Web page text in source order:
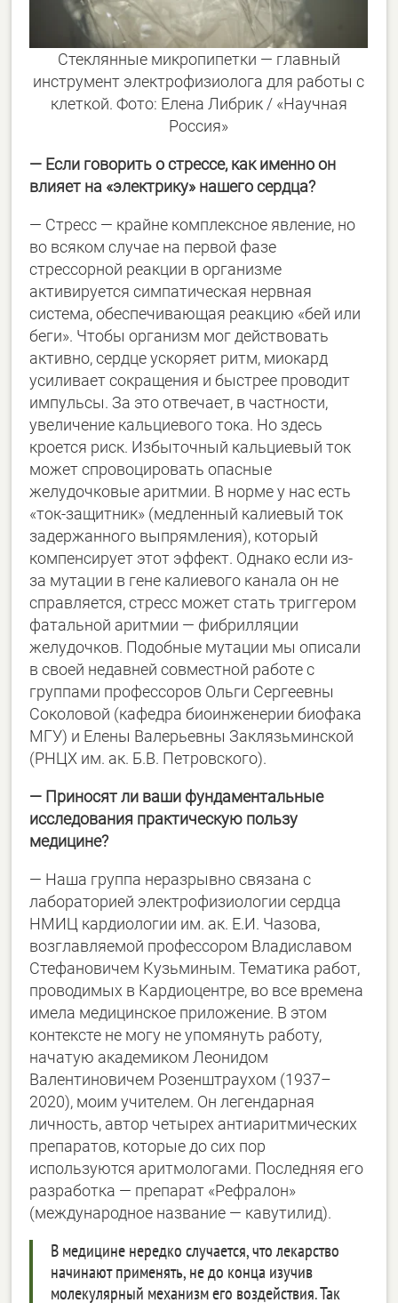
Стеклянные микропипетки — главный
инструмент электрофизиолога для работы с
клеткой. Фото: Елена Либрик / «Научная
Россия»
— Если говорить о стрессе, как именно он
влияет на «электрику» нашего сердца?
— Стресс — крайне комплексное явление, но
во всяком случае на первой фазе
стрессорной реакции в организме
активируется симпатическая нервная
система, обеспечивающая реакцию «бей или
беги». Чтобы организм мог действовать
активно, сердце ускоряет ритм, миокард
усиливает сокращения и быстрее проводит
импульсы. За это отвечает, в частности,
увеличение кальциевого тока. Но здесь
кроется риск. Избыточный кальциевый ток
может спровоцировать опасные
желудочковые аритмии. В норме у нас есть
«ток-защитник» (медленный калиевый ток
задержанного выпрямления), который
компенсирует этот эффект. Однако если из-
за мутации в гене калиевого канала он не
справляется, стресс может стать триггером
фатальной аритмии — фибрилляции
желудочков. Подобные мутации мы описали
в своей недавней совместной работе с
группами профессоров Ольги Сергеевны
Соколовой (кафедра биоинженерии биофака
МГУ) и Елены Валерьевны Заклязьминской
(РНЦХ им. ак. Б.В. Петровского).
— Приносят ли ваши фундаментальные
исследования практическую пользу
медицине?
— Наша группа неразрывно связана с
лабораторией электрофизиологии сердца
НМИЦ кардиологии им. ак. Е.И. Чазова,
возглавляемой профессором Владиславом
Стефановичем Кузьминым. Тематика работ,
проводимых в Кардиоцентре, во все времена
имела медицинское приложение. В этом
контексте не могу не упомянуть работу,
начатую академиком Леонидом
Валентиновичем Розенштраухом (1937–
2020), моим учителем. Он легендарная
личность, автор четырех антиаритмических
препаратов, которые до сих пор
используются аритмологами. Последняя его
разработка — препарат «Рефралон»
(международное название — кавутилид).
В медицине нередко случается, что лекарство
начинают применять, не до конца изучив
молекулярный механизм его воздействия. Так